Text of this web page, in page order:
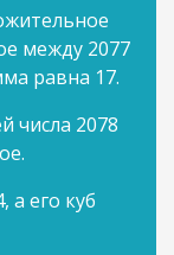
между 2077
равна 17.
числа 2078
а его куб